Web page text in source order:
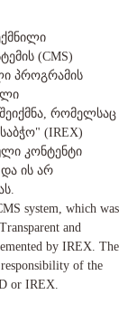
(CMS)
პროგრამის
რომელსაც
(IREX)
კონტენტი
ის არ
system, which was
and
by IREX. The
of the
or IREX.